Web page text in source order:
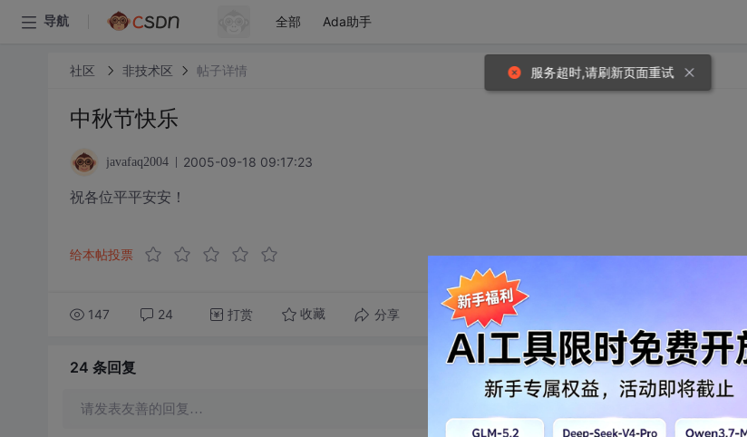
导航 全部 Ada助手
社区 非技术区 帖子详情
中秋节快乐
javafaq2004 2005-09-18 09:17:23
祝各位平平安安！
给本帖投票
147 24 打赏 收藏 分享 转发到动态
24 条回复
请发表友善的回复…
服务超时,请刷新页面重试